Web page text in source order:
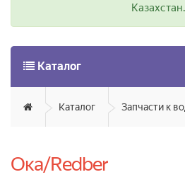
Казахстан.
Каталог
Каталог
Ока/Redber